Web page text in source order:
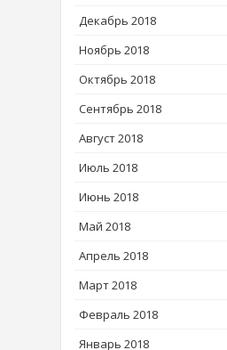
Декабрь 2018
Ноябрь 2018
Октябрь 2018
Сентябрь 2018
Август 2018
Июль 2018
Июнь 2018
Май 2018
Апрель 2018
Март 2018
Февраль 2018
Январь 2018